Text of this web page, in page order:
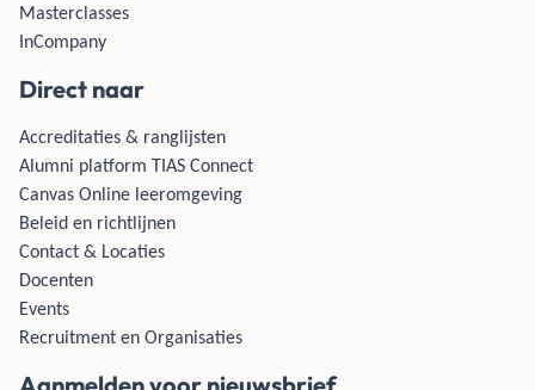
Masterclasses
InCompany
Direct naar
Accreditaties & ranglijsten
Alumni platform TIAS Connect
Canvas Online leeromgeving
Beleid en richtlijnen
Contact & Locaties
Docenten
Events
Recruitment en Organisaties